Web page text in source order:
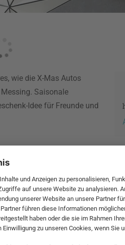
wie die X-Mas Autos
Saisonale
Idee für Freunde und
Versandkosten.
Beliebte